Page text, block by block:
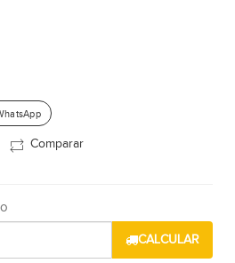
Comparar
CALCULAR